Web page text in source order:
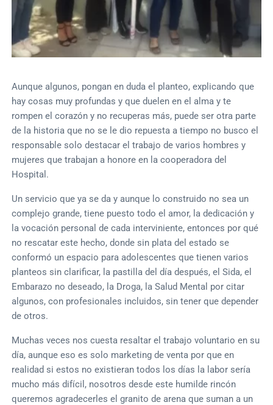
Aunque algunos, pongan en duda el planteo, explicando que
hay cosas muy profundas y que duelen en el alma y te
rompen el corazón y no recuperas más, puede ser otra parte
de la historia que no se le dio repuesta a tiempo no busco el
responsable solo destacar el trabajo de varios hombres y
mujeres que trabajan a honore en la cooperadora del
Hospital.
Un servicio que ya se da y aunque lo construido no sea un
complejo grande, tiene puesto todo el amor, la dedicación y
la vocación personal de cada interviniente, entonces por qué
no rescatar este hecho, donde sin plata del estado se
conformó un espacio para adolescentes que tienen varios
planteos sin clarificar, la pastilla del día después, el Sida, el
Embarazo no deseado, la Droga, la Salud Mental por citar
algunos, con profesionales incluidos, sin tener que depender
de otros.
Muchas veces nos cuesta resaltar el trabajo voluntario en su
día, aunque eso es solo marketing de venta por que en
realidad si estos no existieran todos los días la labor sería
mucho más difícil, nosotros desde este humilde rincón
queremos agradecerles el granito de arena que suman a un